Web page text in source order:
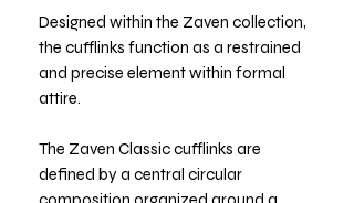
Designed within the Zaven collection,
the cufflinks function as a restrained
and precise element within formal
attire.
The Zaven Classic cufflinks are
defined by a central circular